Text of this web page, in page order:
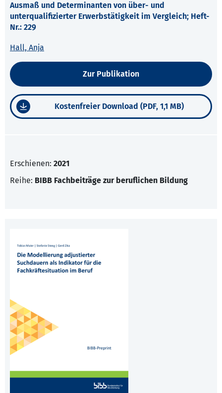
Ausmaß und Determinanten von über- und
unterqualifizierter Erwerbstätigkeit im Vergleich; Heft-
Nr.: 229
Hall, Anja
Zur Publikation
Kostenfreier Download (PDF, 1,1 MB)
Erschienen: 2021
Reihe: BIBB Fachbeiträge zur beruflichen Bildung